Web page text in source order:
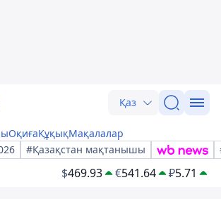
Қаз
ОқиғаҚұқықМақалалар
#Қазақстан мақтанышы
$469.93 €541.64 ₽5.71